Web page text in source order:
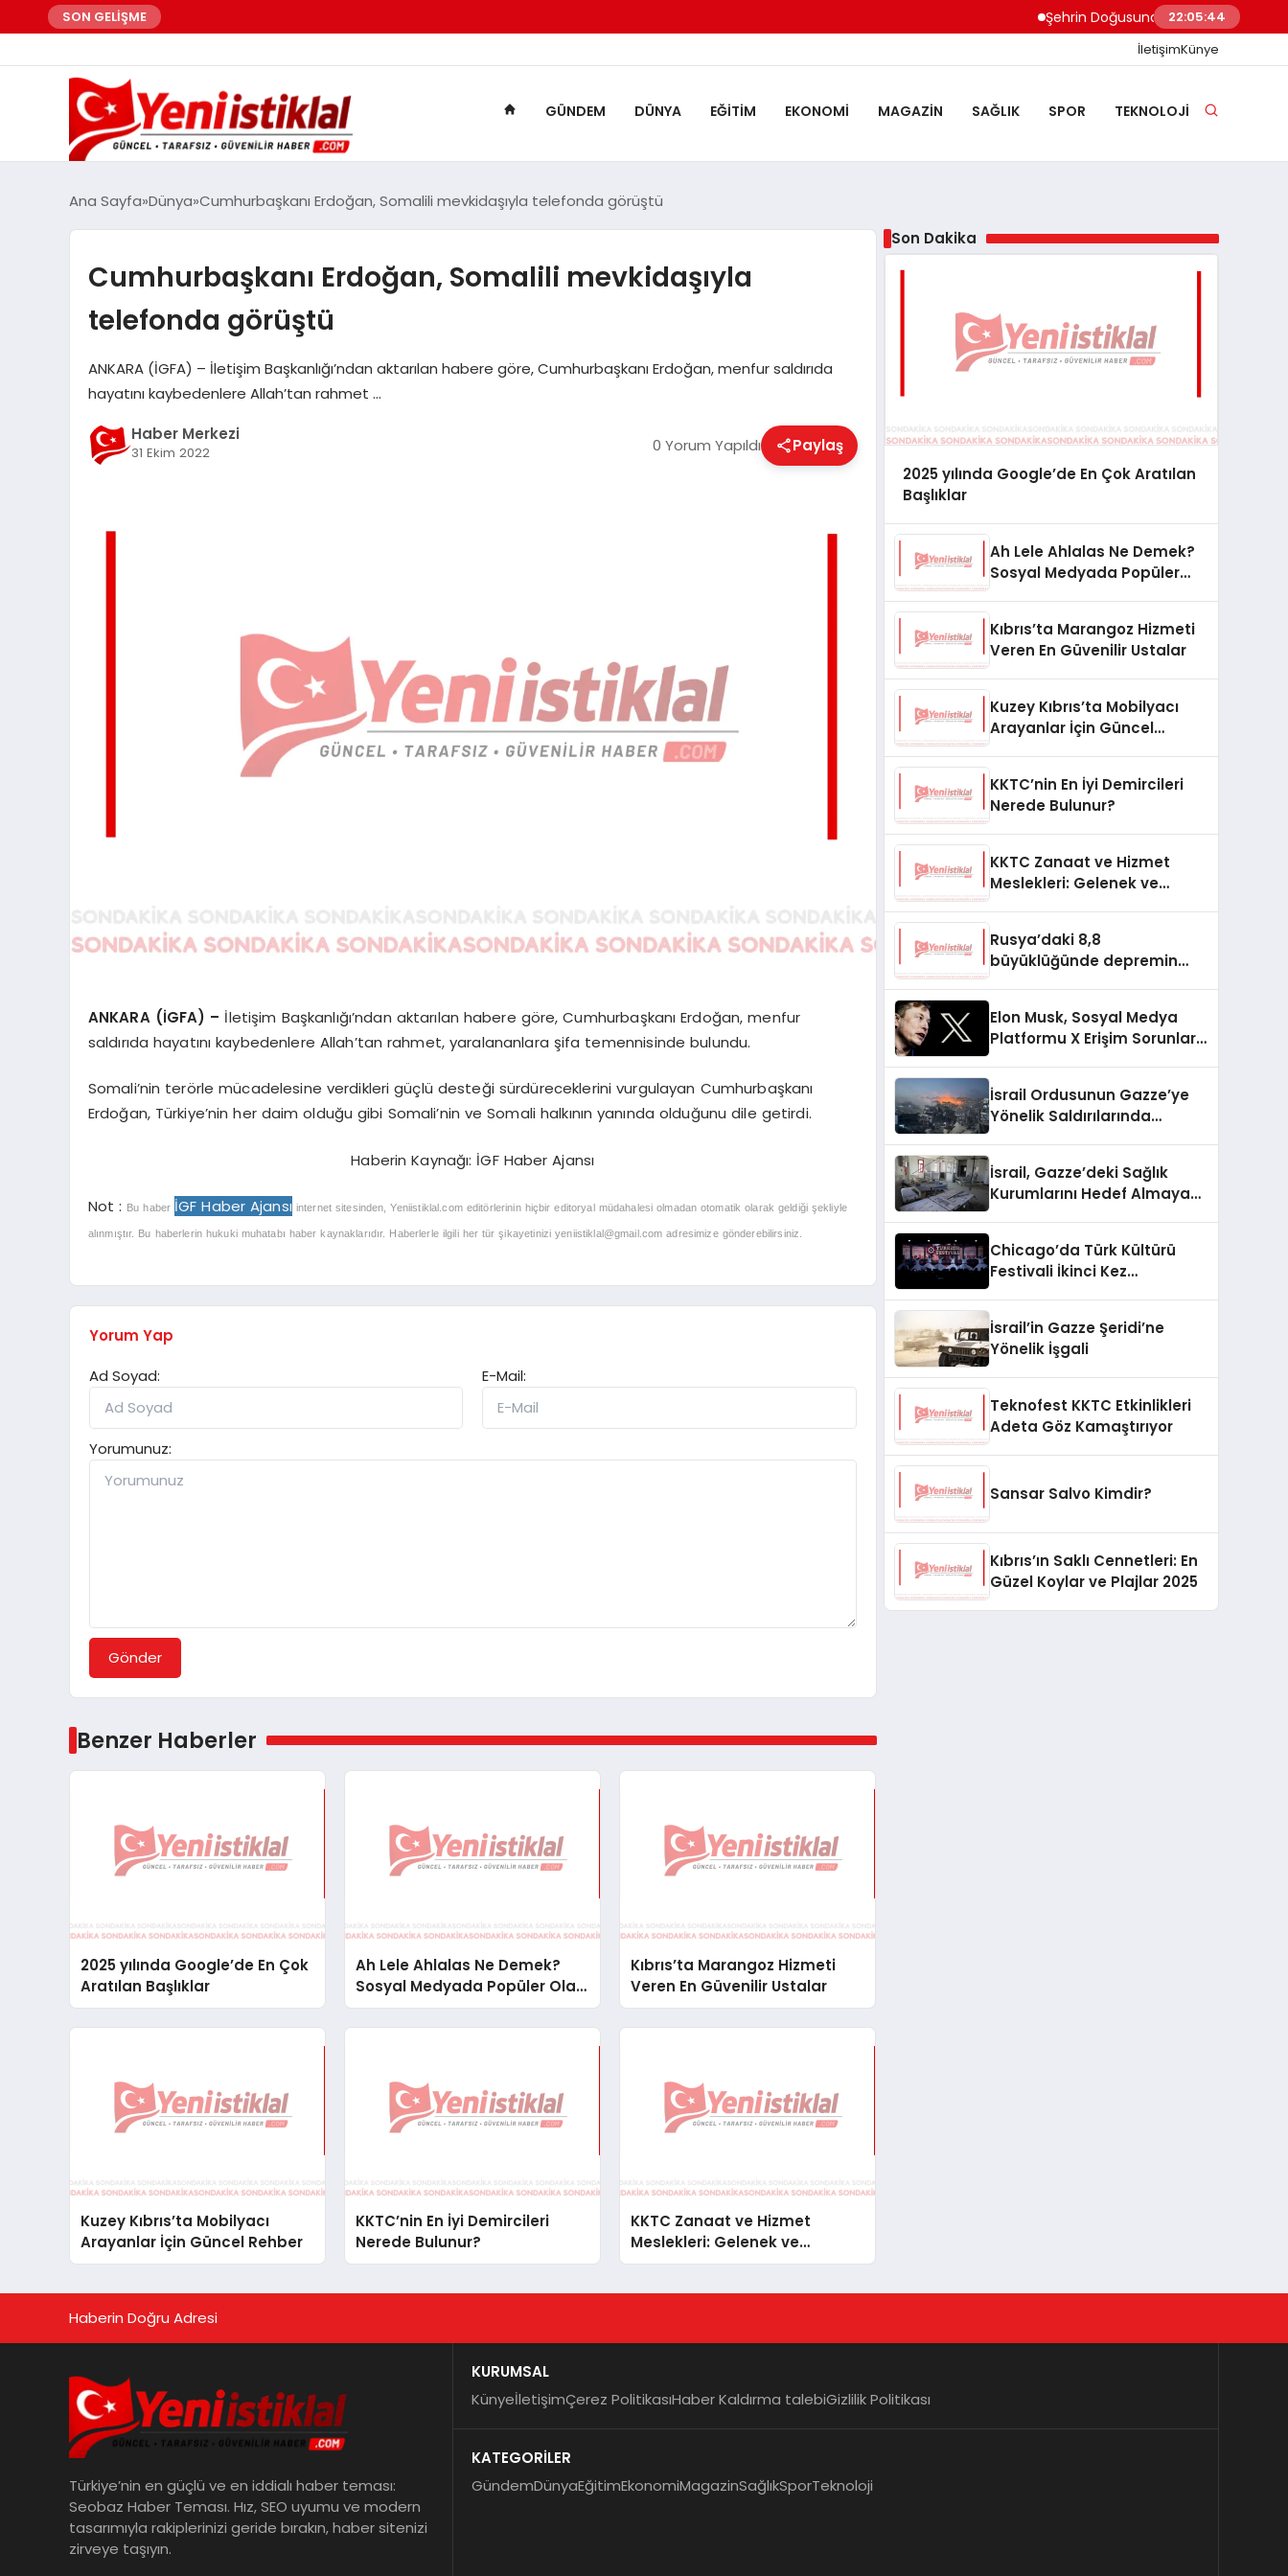
SON GELİŞME Şehrin Doğusundan Boğaz Kıyılarına
22:05:44
İletişimKünye
GÜNDEM DÜNYA EĞITIM EKONOMI MAGAZIN SAĞLIK SPOR TEKNOLOJI
Ana Sayfa Dünya Cumhurbaşkanı Erdoğan, Somalili mevkidaşıyla telefonda görüştü
Cumhurbaşkanı Erdoğan, Somalili mevkidaşıyla
telefonda görüştü
ANKARA (İGFA) – İletişim Başkanlığı’ndan aktarılan habere göre, Cumhurbaşkanı Erdoğan, menfur saldırıda
hayatını kaybedenlere Allah’tan rahmet …
Haber Merkezi
31 Ekim 2022 0 Yorum Yapıldı Paylaş
ANKARA (İGFA) – İletişim Başkanlığı’ndan aktarılan habere göre, Cumhurbaşkanı Erdoğan, menfur
saldırıda hayatını kaybedenlere Allah’tan rahmet, yaralananlara şifa temennisinde bulundu.
Somali’nin terörle mücadelesine verdikleri güçlü desteği sürdüreceklerini vurgulayan Cumhurbaşkanı
Erdoğan, Türkiye’nin her daim olduğu gibi Somali’nin ve Somali halkının yanında olduğunu dile getirdi.
Haberin Kaynağı: İGF Haber Ajansı
Not : Bu haber İGF Haber Ajansı internet sitesinden, Yeniistiklal.com editörlerinin hiçbir editoryal müdahalesi olmadan otomatik olarak geldiği şekliyle
alınmıştır. Bu haberlerin hukuki muhatabı haber kaynaklarıdır. Haberlerle ilgili her tür şikayetiniziyeniistiklal@gmail.com adresimize gönderebilirsiniz.
Yorum Yap
Ad Soyad:
E-Mail:
Yorumunuz:
Gönder
Benzer Haberler
2025 yılında Google’de En Çok
Aratılan Başlıklar
Ah Lele Ahlalas Ne Demek?
Sosyal Medyada Popüler Olan
İfade
Kıbrıs’ta Marangoz Hizmeti
Veren En Güvenilir Ustalar
Kuzey Kıbrıs’ta Mobilyacı
Arayanlar İçin Güncel Rehber
KKTC’nin En İyi Demircileri
Nerede Bulunur?
KKTC Zanaat ve Hizmet
Meslekleri: Gelenek ve
Modernizmin Buluşma Noktası
Son Dakika
2025 yılında Google’de En Çok Aratılan
Başlıklar
Ah Lele Ahlalas Ne Demek?
Sosyal Medyada Popüler
Kıbrıs’ta Marangoz Hizmeti
Veren En Güvenilir Ustalar
Kuzey Kıbrıs’ta Mobilyacı
Arayanlar İçin Güncel
KKTC’nin En İyi Demircileri
Nerede Bulunur?
KKTC Zanaat ve Hizmet
Meslekleri: Gelenek ve
Rusya’daki 8,8
büyüklüğünde depremin
Elon Musk, Sosyal Medya
Platformu X Erişim Sorunları
İsrail Ordusunun Gazze’ye
Yönelik Saldırılarında
İsrail, Gazze’deki Sağlık
Kurumlarını Hedef Almaya
Chicago’da Türk Kültürü
Festivali İkinci Kez
İsrail’in Gazze Şeridi’ne
Yönelik İşgali
Teknofest KKTC Etkinlikleri
Adeta Göz Kamaştırıyor
Sansar Salvo Kimdir?
Kıbrıs’ın Saklı Cennetleri: En
Güzel Koylar ve Plajlar 2025
Haberin Doğru Adresi
Türkiye’nin en güçlü ve en iddialı haber teması:
Seobaz Haber Teması. Hız, SEO uyumu ve modern
tasarımıyla rakiplerinizi geride bırakın, haber sitenizi
zirveye taşıyın.
KURUMSAL
KünyeİletişimÇerez PolitikasıHaber Kaldırma talebiGizlilik Politikası
KATEGORİLER
GündemDünyaEğitimEkonomiMagazinSağlıkSporTeknoloji